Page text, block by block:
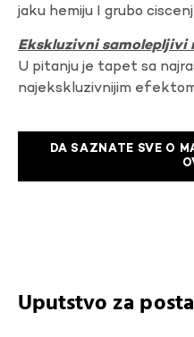
jaku hemiju I grubo
Ekskluzivni
U pitanju je tapet sa
najekskluzivnijim
DA SAZNATE SVE O
Uputstvo za